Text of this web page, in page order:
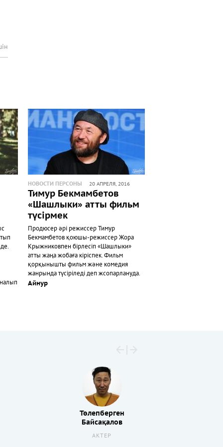
НОВОСТИ ПЕРСОНЫ 20 АПРЕЛЯ, 2016
Тимур Бекмамбетов
«Шашлыки» атты фильм
түсірмек
Продюсер әрі режиссер Тимур
Бекмамбетов қоюшы-режиссер Жора
Крыжниковпен бірлесіп «Шашлыки»
атты жаңа жобаға кіріспек. Фильм
қорқынышты фильм және комедия
жанрында түсіріледі деп жсопарлануда.
Айнур
Төлепберген
Байсақалов
АКТЕР